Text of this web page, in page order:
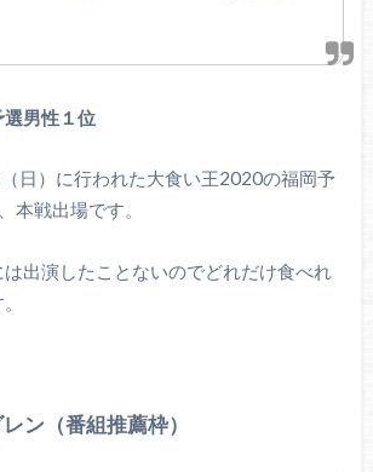
男性１位
日）に行われた大食い王2020の福岡予
本戦出場です。
出演したことないのでどれだけ食べれ
ン（番組推薦枠）